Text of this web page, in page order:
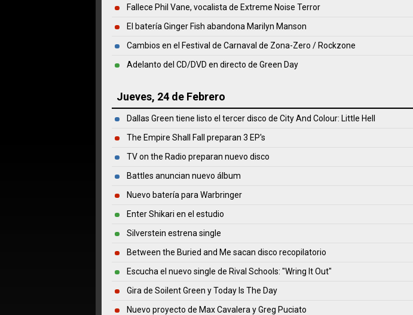
Fallece Phil Vane, vocalista de Extreme Noise Terror
El batería Ginger Fish abandona Marilyn Manson
Cambios en el Festival de Carnaval de Zona-Zero / Rockzone
Adelanto del CD/DVD en directo de Green Day
Jueves, 24 de Febrero
Dallas Green tiene listo el tercer disco de City And Colour: Little Hell
The Empire Shall Fall preparan 3 EP's
TV on the Radio preparan nuevo disco
Battles anuncian nuevo álbum
Nuevo batería para Warbringer
Enter Shikari en el estudio
Silverstein estrena single
Between the Buried and Me sacan disco recopilatorio
Escucha el nuevo single de Rival Schools: "Wring It Out"
Gira de Soilent Green y Today Is The Day
Nuevo proyecto de Max Cavalera y Greg Puciato